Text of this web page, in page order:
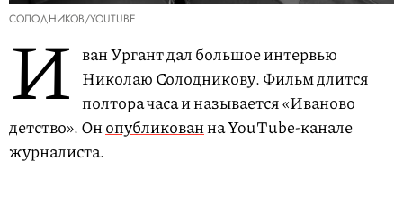
СОЛОДНИКОВ/YOUTUBE
И ван Ургант дал большое интервью
Николаю Солодникову. Фильм длится
полтора часа и называется «Иваново
детство». Онопубликованна YouTube-канале
журналиста.